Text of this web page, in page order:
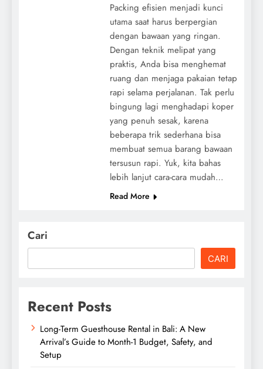
Packing efisien menjadi kunci
utama saat harus berpergian
dengan bawaan yang ringan.
Dengan teknik melipat yang
praktis, Anda bisa menghemat
ruang dan menjaga pakaian tetap
rapi selama perjalanan. Tak perlu
bingung lagi menghadapi koper
yang penuh sesak, karena
beberapa trik sederhana bisa
membuat semua barang bawaan
tersusun rapi. Yuk, kita bahas
lebih lanjut cara-cara mudah…
Read More
Cari
CARI
Recent Posts
Long-Term Guesthouse Rental in Bali: A New
Arrival’s Guide to Month-1 Budget, Safety, and
Setup